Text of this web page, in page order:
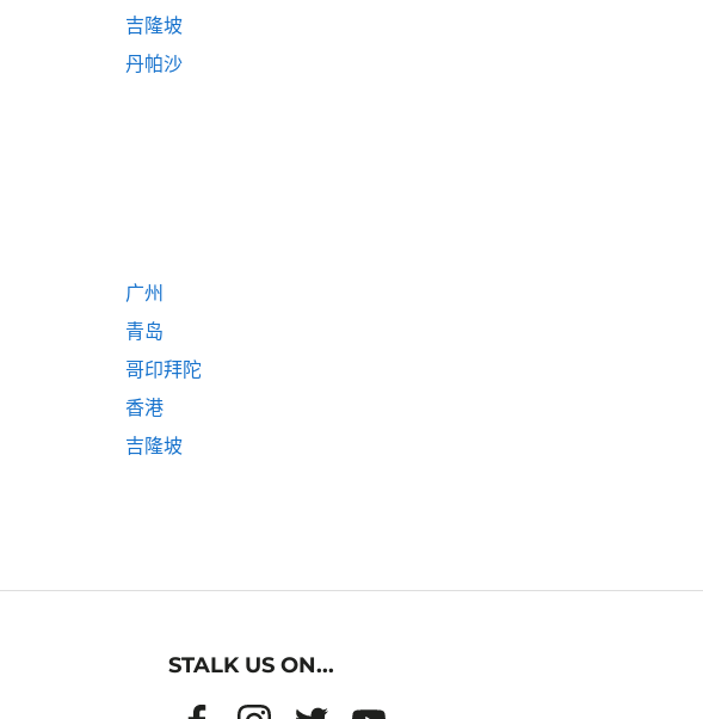
吉隆坡
丹帕沙
广州
青岛
哥印拜陀
香港
吉隆坡
STALK US ON...